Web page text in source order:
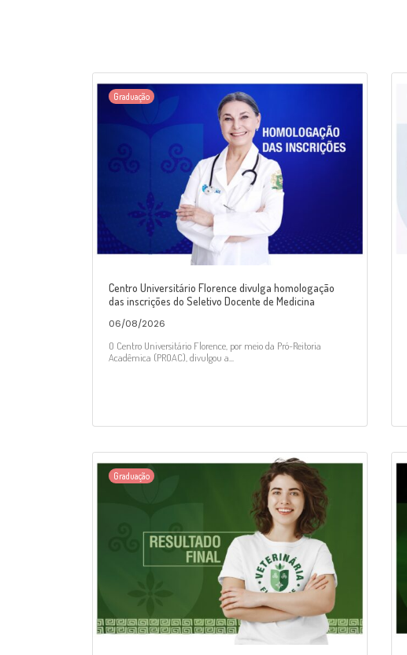
Graduação
Centro Universitário Florence divulga homologação
das inscrições do Seletivo Docente de Medicina
06/08/2026
O Centro Universitário Florence, por meio da Pró-Reitoria
Acadêmica (PROAC), divulgou a...
Graduação